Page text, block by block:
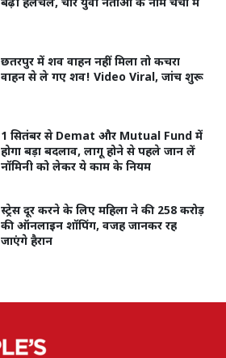
बढ़ी हलचल, चार युवा नेताओं के नाम चर्चा में
छतरपुर में शव वाहन नहीं मिला तो कचरा
वाहन से ले गए शव! Video Viral, जांच शुरू
1 सितंबर से Demat और Mutual Fund में
होगा बड़ा बदलाव, लागू होने से पहले जान लें
नॉमिनी को लेकर ये काम के नियम
स्ट्रेस दूर करने के लिए महिला ने की 258 करोड़
की ऑनलाइन शॉपिंग, वजह जानकर रह
जाएंगे हैरान